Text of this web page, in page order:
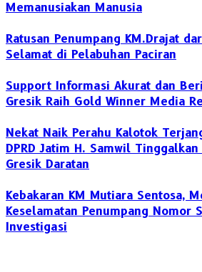
Memanusiakan Manusia
Ratusan Penumpang KM.Drajat
Selamat di Pelabuhan Paciran
Support Informasi Akurat dan
Gresik Raih Gold Winner Media
Nekat Naik Perahu Kalotok
DPRD Jatim H. Samwil
Gresik Daratan
Kebakaran KM Mutiara Sentosa,
Keselamatan Penumpang Nomor
Investigasi